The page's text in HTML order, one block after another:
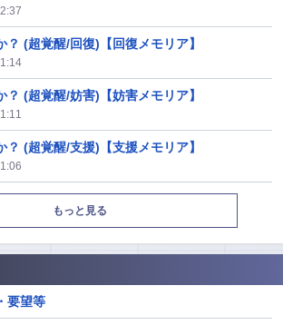
？ (超覚醒/回復)【回復メモリア】
？ (超覚醒/妨害)【妨害メモリア】
？ (超覚醒/支援)【支援メモリア】
もっと見る
要望等